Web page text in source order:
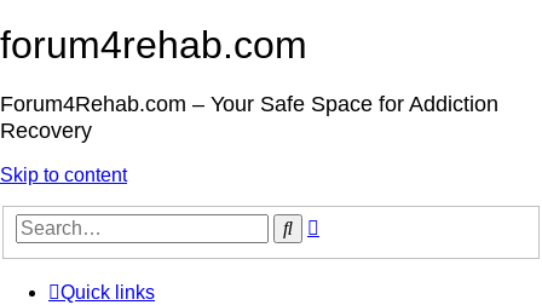
forum4rehab.com
Forum4Rehab.com – Your Safe Space for Addiction
Recovery
Skip to content
Search
Quick links